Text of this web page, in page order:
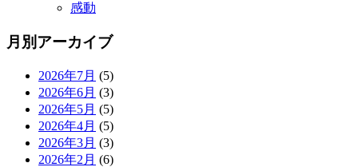
感動
月別アーカイブ
2026年7月 (5)
2026年6月 (3)
2026年5月 (5)
2026年4月 (5)
2026年3月 (3)
2026年2月 (6)